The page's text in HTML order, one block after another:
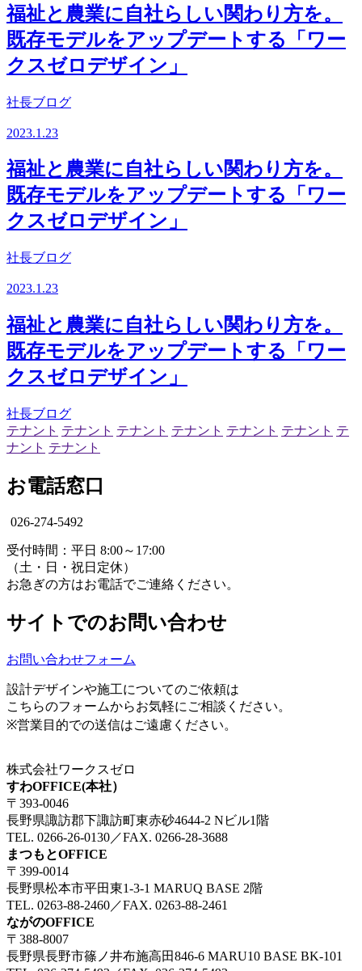
福祉と農業に自社らしい関わり方を。
既存モデルをアップデートする「ワー
クスゼロデザイン」
社長ブログ
2023.1.23
福祉と農業に自社らしい関わり方を。
既存モデルをアップデートする「ワー
クスゼロデザイン」
社長ブログ
2023.1.23
福祉と農業に自社らしい関わり方を。
既存モデルをアップデートする「ワー
クスゼロデザイン」
社長ブログ
テナント テナント テナント テナント テナント テナント テ
ナント テナント
お電話窓口
026-274-5492
受付時間：平日 8:00～17:00
（土・日・祝日定休）
お急ぎの方はお電話でご連絡ください。
サイトでのお問い合わせ
お問い合わせフォーム
設計デザインや施工についてのご依頼は
こちらのフォームからお気軽にご相談ください。
※営業目的での送信はご遠慮ください。
株式会社ワークスゼロ
すわOFFICE(本社）
〒393-0046
長野県諏訪郡下諏訪町東赤砂4644-2 Nビル1階
TEL. 0266-26-0130／FAX. 0266-28-3688
まつもとOFFICE
〒399-0014
長野県松本市平田東1-3-1 MARUQ BASE 2階
TEL. 0263-88-2460／FAX. 0263-88-2461
ながのOFFICE
〒388-8007
長野県長野市篠ノ井布施高田846-6 MARU10 BASE BK-101